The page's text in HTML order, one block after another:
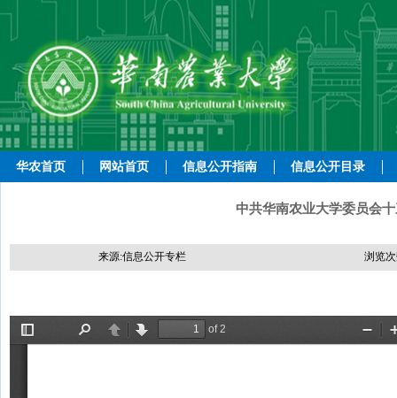
华农首页 网站首页 信息公开指南 信息公开目录
中共华南农业大学委员会
来源:信息公开专栏 浏览